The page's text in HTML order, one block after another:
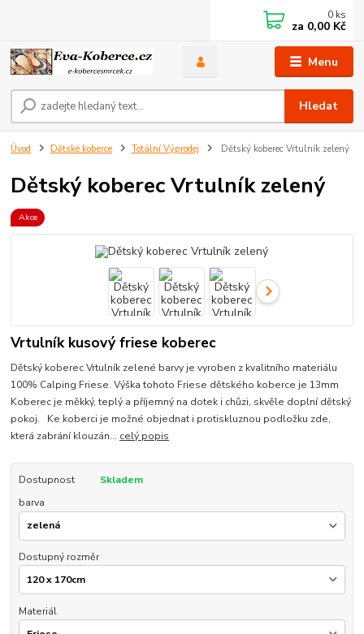
Menu
Hledat
0 ks
za 0,00 Kč
Úvod Dětské koberce Totální Výprodej Dětský koberec Vrtulník zelený
Dětský koberec Vrtulník zelený
Akce
Vrtulník kusový friese koberec
Dětský koberec Vrtulník zelené barvy je vyroben z kvalitního materiálu
100% Calping Friese. Výška tohoto Friese dětského koberce je 13mm
Koberec je měkký, teplý a příjemný na dotek i chůzi, skvěle doplní dětský
pokoj. Ke koberci je možné objednat i protiskluznou podložku zde,
která zabrání klouzán... celý popis
Dostupnost
Skladem
barva
Dostupný rozměr
Materiál